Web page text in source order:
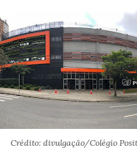
Crédito: divulgação/Colégio